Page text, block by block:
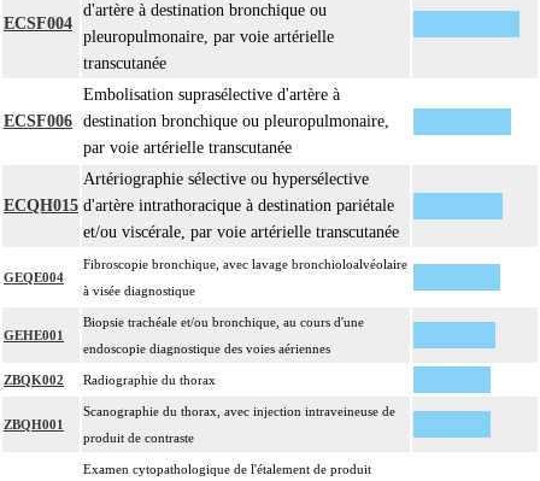
ECSF004
d'artère à destination bronchique ou
pleuropulmonaire, par voie artérielle
transcutanée
ECSF006
Embolisation suprasélective d'artère à
destination bronchique ou pleuropulmonaire,
par voie artérielle transcutanée
ECQH015
Artériographie sélective ou hypersélective
d'artère intrathoracique à destination pariétale
et/ou viscérale, par voie artérielle transcutanée
GEQE004
Fibroscopie bronchique, avec lavage bronchioloalvéolaire
à visée diagnostique
GEHE001
Biopsie trachéale et/ou bronchique, au cours d'une
endoscopie diagnostique des voies aériennes
ZBQK002 Radiographie du thorax
ZBQH001
Scanographie du thorax, avec injection intraveineuse de
produit de contraste
Examen cytopathologique de l'étalement de produit